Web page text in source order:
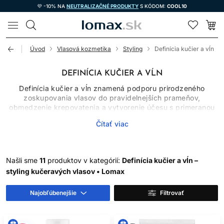
💜 -10% NA NEUTRALIZAČNÉ PRODUKTY S KÓDOM: COOL10
LOMAX
Úvod Vlasová kozmetika Styling Definícia kučier a vĺn
DEFINÍCIA KUČIER A VĹN
Definícia kučier a vĺn znamená podporu prirodzeného
zoskupovania vlasov do pravidelnejších prameňov,
obmedzenie krepovatenia a vytvorenie účesu s primeranou
„zázračným“ produktom. Výsledok ovplyvňuje typ vlasov,
ČO POTREBUJÚ VLNY A
ČO KUČERY
Jemné vlnité vlasy sa ľahko zaťažia, preto často potrebujú
kučery môžu lepšie reagovať na krém kombinovaný s
Čítať viac
Našli sme 11 produktov v kategórií: Definícia kučier a vĺn –
styling kučeravých vlasov • Lomax
Najobľúbenejšie Filtrovať